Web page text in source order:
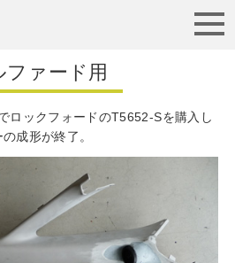
ファード用
ロックフォードのT5652-Sを購入し
成形が終了。